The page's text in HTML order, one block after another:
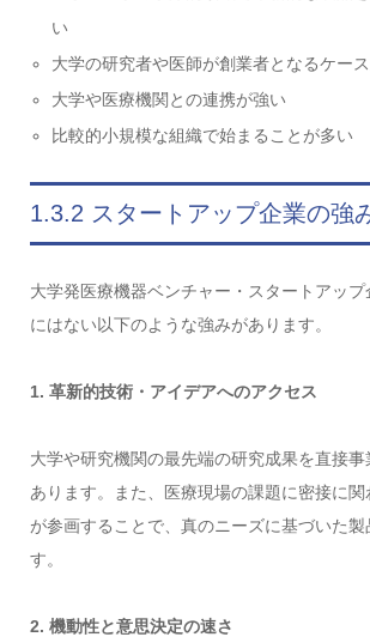
い
大学の研究者や医師が創業者となるケー
大学や医療機関との連携が強い
比較的小規模な組織で始まることが多い
1.3.2 スタートアップ企業の強
大学発医療機器ベンチャー・スタートアッ
にはない以下のような強みがあります。
1. 革新的技術・アイデアへのアクセス
大学や研究機関の最先端の研究成果を直接事
あります。また、医療現場の課題に密接に
が参画することで、真のニーズに基づいた
す。
2. 機動性と意思決定の速さ